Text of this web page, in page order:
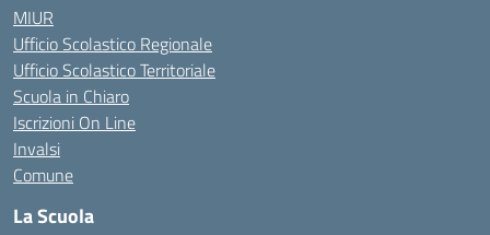
MIUR
Ufficio Scolastico Regionale
Ufficio Scolastico Territoriale
Scuola in Chiaro
Iscrizioni On Line
Invalsi
Comune
La Scuola